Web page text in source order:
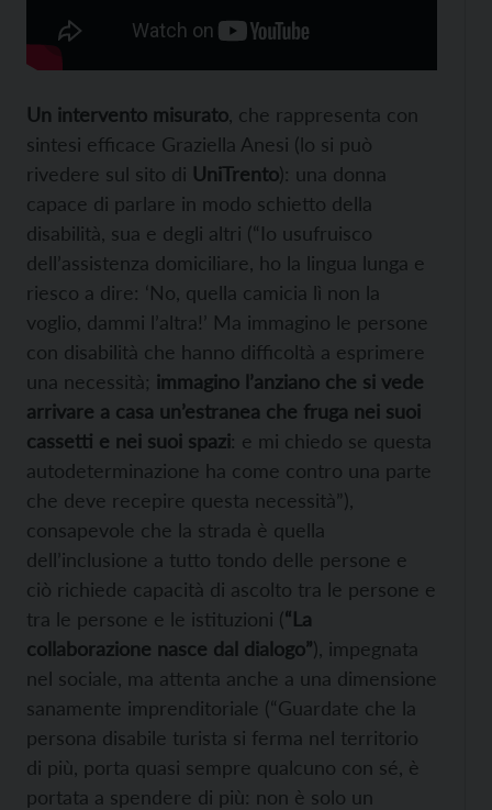
Un intervento misurato , che rappresenta con
sintesi efficace Graziella Anesi (lo si può
rivedere sul sito di UniTrento): una donna
capace di parlare in modo schietto della
disabilità, sua e degli altri (“Io usufruisco
dell’assistenza domiciliare, ho la lingua lunga e
riesco a dire: ‘No, quella camicia lì non la
voglio, dammi l’altra!’ Ma immagino le persone
con disabilità che hanno difficoltà a esprimere
una necessità; immagino l’anziano che si vede
arrivare a casa un’estranea che fruga nei suoi
cassetti e nei suoi spazi: e mi chiedo se questa
autodeterminazione ha come contro una parte
che deve recepire questa necessità”),
consapevole che la strada è quella
dell’inclusione a tutto tondo delle persone e
ciò richiede capacità di ascolto tra le persone e
tra le persone e le istituzioni (“La
collaborazione nasce dal dialogo”), impegnata
nel sociale, ma attenta anche a una dimensione
sanamente imprenditoriale (“Guardate che la
persona disabile turista si ferma nel territorio
di più, porta quasi sempre qualcuno con sé, è
portata a spendere di più: non è solo un